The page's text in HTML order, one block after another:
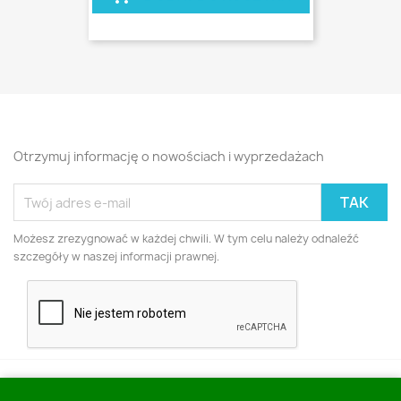
Otrzymuj informację o nowościach i wyprzedażach
Możesz zrezygnować w każdej chwili. W tym celu należy odnaleźć
szczegóły w naszej informacji prawnej.